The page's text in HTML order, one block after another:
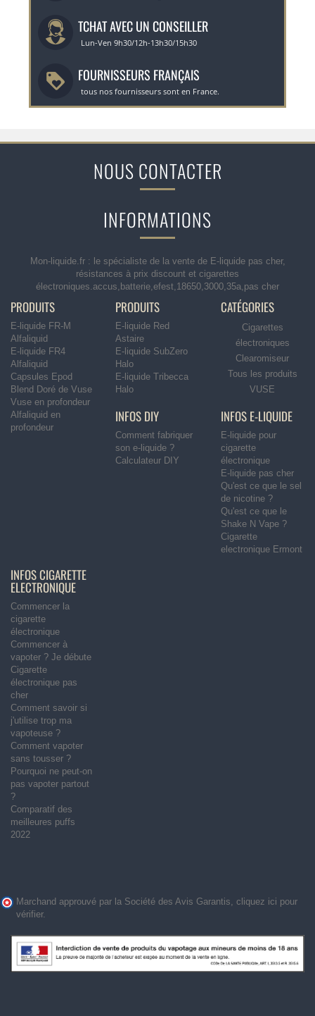
TCHAT AVEC UN CONSEILLER
Lun-Ven 9h30/12h-13h30/15h30
FOURNISSEURS FRANÇAIS
tous nos fournisseurs sont en France.
NOUS CONTACTER
INFORMATIONS
Mon-liquide.fr : le spécialiste de la vente de E-liquide pas cher,
résistances à prix discount et cigarettes
électroniques.accus,batterie,efest,18650,3000,35a,pas cher
PRODUITS
E-liquide FR-M
Alfaliquid
E-liquide FR4
Alfaliquid
Capsules Epod
Blend Doré de Vuse
Vuse en profondeur
Alfaliquid en
profondeur
PRODUITS
E-liquide Red
Astaire
E-liquide SubZero
Halo
E-liquide Tribecca
Halo
CATÉGORIES
Cigarettes
électroniques
Clearomiseur
Tous les produits
VUSE
INFOS DIY
Comment fabriquer
son e-liquide ?
Calculateur DIY
INFOS E-LIQUIDE
E-liquide pour
cigarette
électronique
E-liquide pas cher
Qu'est ce que le sel
de nicotine ?
Qu'est ce que le
Shake N Vape ?
Cigarette
electronique Ermont
INFOS CIGARETTE
ELECTRONIQUE
Commencer la
cigarette
électronique
Commencer à
vapoter ? Je débute
Cigarette
électronique pas
cher
Comment savoir si
j'utilise trop ma
vapoteuse ?
Comment vapoter
sans tousser ?
Pourquoi ne peut-on
pas vapoter partout
?
Comparatif des
meilleures puffs
2022
Marchand approuvé par la Société des Avis Garantis, cliquez ici pour
vérifier.